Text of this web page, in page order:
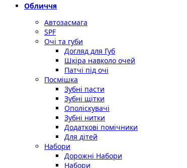
Обличчя
Автозасмага
SPF
Очі та губи
Догляд для Губ
Шкіра навколо очей
Патчі під очі
Посмішка
Зубні пасти
Зубні щітки
Ополіскувачі
Зубні нитки
Додаткові помічники
Для дітей
Набори
Дорожні Набори
Набори